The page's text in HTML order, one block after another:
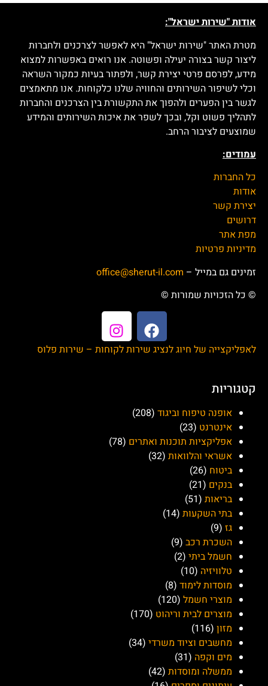
אודות "שירות ישראל":
מטרת האתר "שירות ישראל" היא לאפשר לצרכנים ולחברות
ליצור קשר בצורה יעילה ופשוטה. אנו רואים באפשרות למצוא
מידע, לפרסם פרטי יצירת קשר, ולפתור בעיות כמקור השראה
וכלי לשיפור השירותים והחוויה שלנו כלקוחות. אנו מתאמצים
לגשר בין הפערים ולהפוך את התקשורת בין הצרכנים והחברות
לתהליך פשוט וקל, ובכך לשפר את איכות השירותים והמידע
שמוצעים לציבור הרחב.
עמודים:
כל החברות
אודות
יצירת קשר
דרושים
מפת אתר
מדיניות פרטיות
זמינים גם במייל – office@sherut-il.com
© כל הזכויות שמורות ©
לאפליקצייה של חיוג לנציג שירות לקוחות – שירות פלוס
קטגוריות
אופנה טיפוח וביגוד (208)
אינטרנט (23)
אפליקציות תוכנות ואתרים (78)
אשראי והלוואות (32)
ביטוח (26)
בנקים (21)
בריאות (51)
בתי השקעות (14)
גז (9)
השכרת רכב (9)
חשמל ביתי (2)
טלוויזיה (10)
מוסדות לימוד (8)
מוצרי חשמל (120)
מוצרים לבית וריהוט (170)
מזון (116)
מחשבים וציוד משרדי (34)
מים וקפה (31)
ממשלה ומוסדות (42)